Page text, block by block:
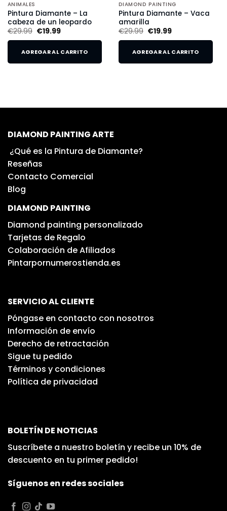
ANIMALES
Pintura Diamante – La
cabeza de un leopardo
€29.99 €19.99
AGREGAR AL CARRITO
DIAMOND PAINTING
Pintura Diamante – Vaca
amarilla
€29.99 €19.99
AGREGAR AL CARRITO
DIAMOND PAINTING ARTE
¿Qué es la Pintura de Diamante?
Reseñas
Contacto Comercial
Blog
DIAMOND PAINTING
Diamond painting personalizado
Tarjetas de Regalo
Colaboración de Afiliados
Pintarpornumerostienda.es
SERVICIO AL CLIENTE
Póngase en contacto con nosotros
Información de envío
Derecho de retractación
Sigue tu pedido
Términos y condiciones
Política de privacidad
BOLETÍN DE NOTICIAS
Suscríbete a nuestro boletín y recibe un 10% de
descuento en tu primer pedido!
Síguenos en redes sociales